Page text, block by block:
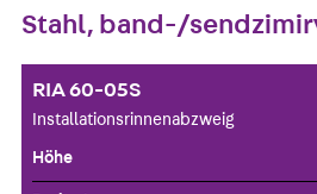
Stahl, band-/
RIA 60-05S
Installationsrinnenabzweig
Höhe